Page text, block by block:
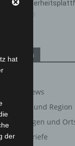
Cloud-
Kategorien
Corona-News
und Region
und
Leserbriefe
hat
der